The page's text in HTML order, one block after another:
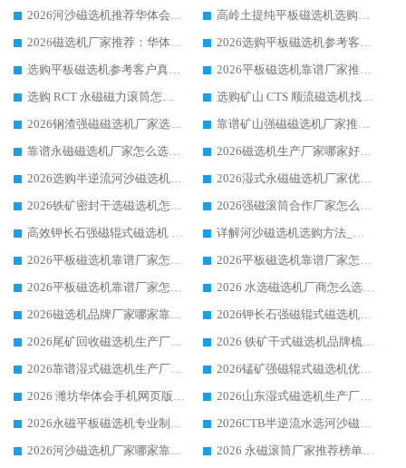
2026河沙磁选机推荐华体会手机网页版-华体会(中国) 靠谱厂家,福建订单备货完毕整装待发
高岭土提纯平板磁选机选购指南，优选华体会手机网页版-华体会(中国) 靠谱生产厂家
2026磁选机厂家推荐：华体会手机网页版-华体会(中国) 干式/湿式河沙磁选机产品精选指南
2026选购平板磁选机参考客户真实体验，华体会手机网页版-华体会(中国) 厂家行业口碑排名前列
选购平板磁选机参考客户真实体验，华体会手机网页版-华体会(中国) 厂家依托行业口碑收获大量客户认可
2026平板磁选机靠谱厂家推荐_ 华体会手机网页版-华体会(中国) 凭借良好口碑获得众多客户认可
选购 RCT 永磁磁力滚筒怎么选?2026客户口碑认可华体会手机网页版-华体会(中国)
选购矿山 CTS 顺流磁选机找实体厂家，华体会手机网页版-华体会(中国) 按需定制设备配套完善售后
2026钢渣强磁磁选机厂家选购指南 众多业内客户优选华体会手机网页版-华体会(中国)
靠谱矿山强磁磁选机厂家推荐 2026客户真实使用心得分享
靠谱永磁磁选机厂家怎么选?福建客户真实体验分享华体会手机网页版-华体会(中国) 品牌
2026磁选机生产厂家哪家好?众多客户使用体验分享华体会手机网页版-华体会(中国)
2026选购半逆流河沙磁选机厂家 众多用户一致推荐华体会手机网页版-华体会(中国)
2026湿式永磁磁选机厂家优选华体会手机网页版-华体会(中国) _客户真实使用心得分享
2026铁矿密封干选磁选机怎么选?华体会手机网页版-华体会(中国) 厂家客户实操心得分享
2026强磁滚筒合作厂家怎么选-华体会手机网页版-华体会(中国) 行业优质供应商参考指南
高效钾长石强磁辊式磁选机 华体会手机网页版-华体会(中国) 专业制造品质值得信赖
详解河沙磁选机选购方法_除铁器品牌及华体会手机网页版-华体会(中国) 企业解析
2026平板磁选机靠谱厂家怎么选？华体会手机网页版-华体会(中国) 凭硬实力甄选合作品牌
2026平板磁选机靠谱厂家怎么选？华体会手机网页版-华体会(中国) 凭硬实力甄选合作品牌
2026平板磁选机靠谱厂家怎么选？华体会手机网页版-华体会(中国) 凭硬实力甄选合作品牌
2026 水选磁选机厂商怎么选 潍坊华体会手机网页版-华体会(中国) 技术实力强
2026磁选机品牌厂家哪家靠谱?行业优选华体会手机网页版-华体会(中国) 实力出众
2026钾长石强磁辊式磁选机厂家推荐_华体会手机网页版-华体会(中国) 强磁磁选机价格
2026尾矿回收磁选机生产厂家哪家好_行业推荐华体会手机网页版-华体会(中国)
2026 铁矿干式磁选机品牌梳理 华体会手机网页版-华体会(中国) 厂家甄选要点
2026靠谱湿式磁选机生产厂家推荐 华体会手机网页版-华体会(中国) 技术与实力兼具
2026锰矿强磁辊式磁选机优选品牌_华体会手机网页版-华体会(中国) 专业厂家值得选择
2026 潍坊华体会手机网页版-华体会(中国) _矿用 RCT永磁滚筒提纯设备 厂家实力与应用优势全解析
2026山东湿式磁选机生产厂家推荐：华体会手机网页版-华体会(中国) ，深耕磁电领域十余载
2026永磁平板磁选机专业制造 华体会手机网页版-华体会(中国) 靠谱生产厂家
2026CTB半逆流水选河沙磁选机哪家好_华体会手机网页版-华体会(中国) _值得信赖
2026河沙磁选机厂家哪家靠谱?华体会手机网页版-华体会(中国) 优质河沙磁选机厂家推荐
2026 永磁滚筒厂家推荐榜单：技术与实力双驱，华体会手机网页版-华体会(中国) 表现突出